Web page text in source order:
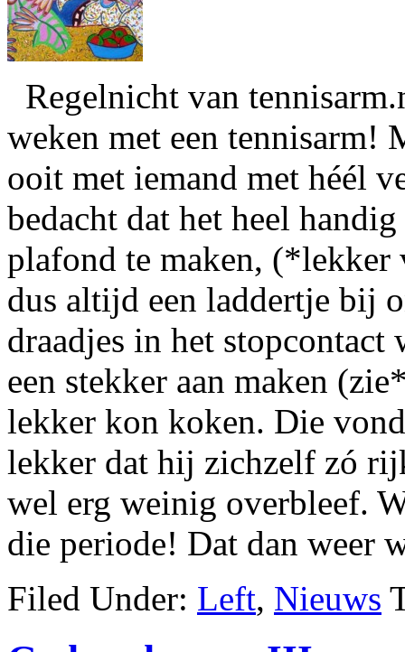
Regelnicht van
weken met een tennisarm!
ooit met iemand met héél
bedacht dat het heel
plafond te maken,
dus altijd een laddertje bij
draadjes in het
een stekker aan maken
lekker kon koken. Die
lekker dat hij zichzelf zó
wel erg weinig overbleef.
die periode! Dat dan
Filed Under: Left, Nieuws